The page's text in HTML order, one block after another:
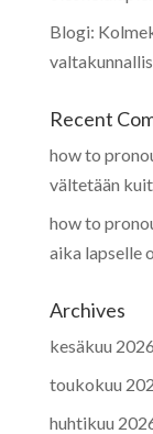
Blogi:
Recent
how to
vältetään
how to
aika lapselle
Archives
kesäkuu 2026
toukokuu
huhtikuu